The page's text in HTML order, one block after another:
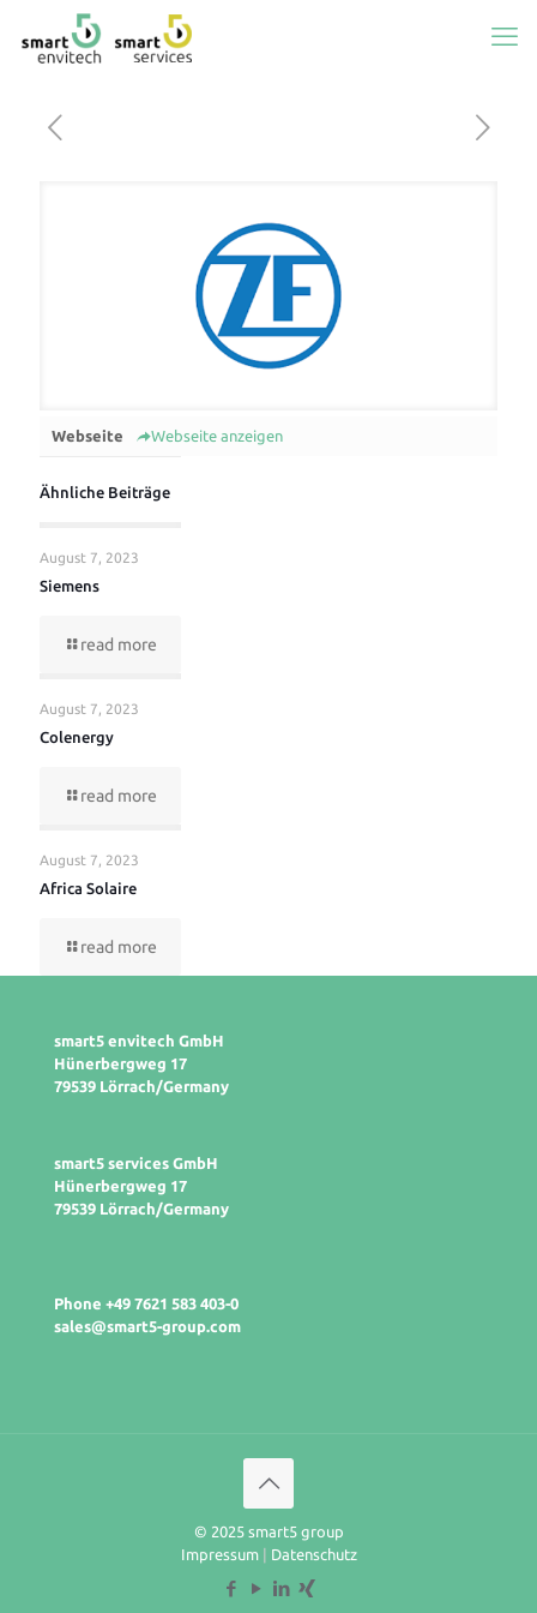
Webseite Webseite anzeigen
Ähnliche Beiträge
August 7, 2023
Siemens
read more
August 7, 2023
Colenergy
read more
August 7, 2023
Africa Solaire
read more
smart5 envitech GmbH
Hünerbergweg 17
79539 Lörrach/Germany
smart5 services GmbH
Hünerbergweg 17
79539 Lörrach/Germany
Phone +49 7621 583 403-0
sales@smart5-group.com
© 2025 smart5 group
Impressum| Datenschutz